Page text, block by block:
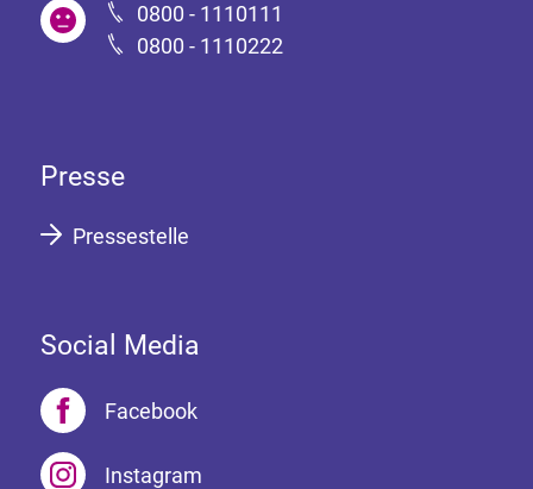
0800 - 1110111
0800 - 1110222
Presse
Pressestelle
Social Media
Facebook
Instagram